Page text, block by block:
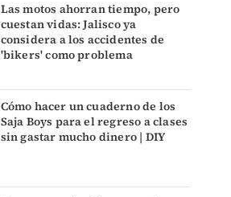
Las motos ahorran tiempo, pero
cuestan vidas: Jalisco ya
considera a los accidentes de
'bikers' como problema
Cómo hacer un cuaderno de los
Saja Boys para el regreso a clases
sin gastar mucho dinero | DIY